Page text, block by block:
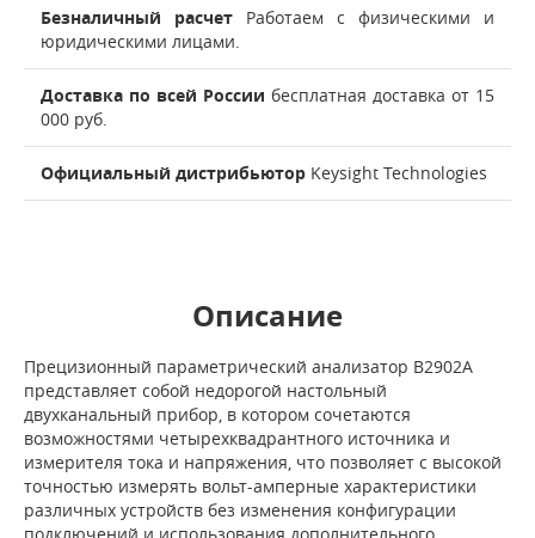
Безналичный расчет Работаем с физическими и
юридическими лицами.
Доставка по всей России бесплатная доставка от 15
000 руб.
Официальный дистрибьютор Keysight Technologies
Описание
Прецизионный параметрический анализатор B2902A
представляет собой недорогой настольный
двухканальный прибор, в котором сочетаются
возможностями четырехквадрантного источника и
измерителя тока и напряжения, что позволяет с высокой
точностью измерять вольт-амперные характеристики
различных устройств без изменения конфигурации
подключений и использования дополнительного